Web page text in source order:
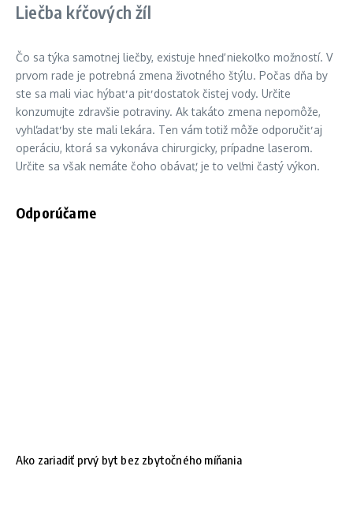
Liečba kŕčových žíl
Čo sa týka samotnej liečby, existuje hneď niekoľko možností. V
prvom rade je potrebná zmena životného štýlu. Počas dňa by
ste sa mali viac hýbať a piť dostatok čistej vody. Určite
konzumujte zdravšie potraviny. Ak takáto zmena nepomôže,
vyhľadať by ste mali lekára. Ten vám totiž môže odporučiť aj
operáciu, ktorá sa vykonáva chirurgicky, prípadne laserom.
Určite sa však nemáte čoho obávať, je to veľmi častý výkon.
Odporúčame
Ako zariadiť prvý byt bez zbytočného míňania